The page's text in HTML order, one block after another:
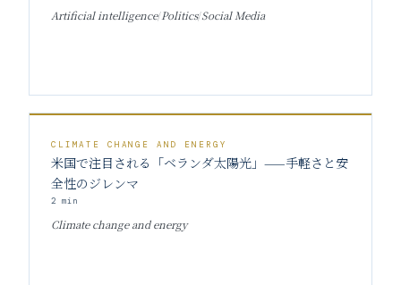
Artificial intelligence/Politics/Social Media
CLIMATE CHANGE AND ENERGY
米国で注目される「ベランダ太陽光」——手軽さと安
全性のジレンマ
2 min
Climate change and energy